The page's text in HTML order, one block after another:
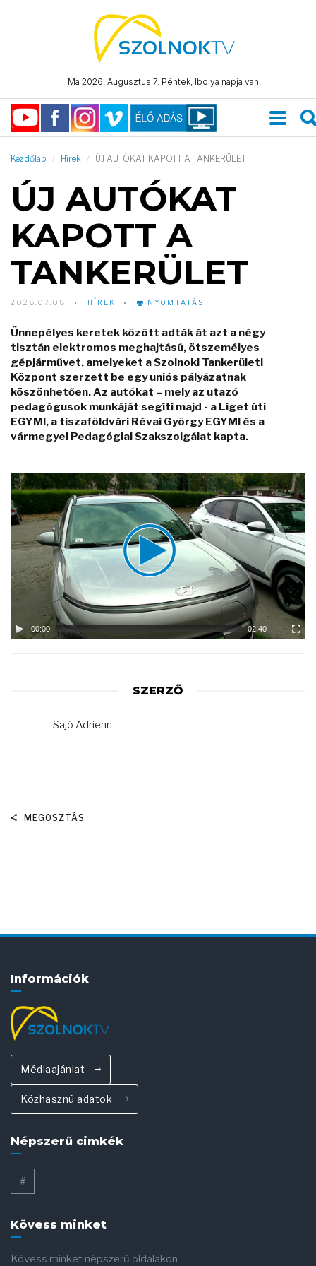
Ma 2026. Augusztus 7. Péntek, Ibolya napja van.
Kezdőlap Hírek ÚJ AUTÓKAT KAPOTT A TANKERÜLET
ÚJ AUTÓKAT
KAPOTT A
TANKERÜLET
2026.07.08 HÍREK NYOMTATÁS
Ünnepélyes keretek között adták át azt a négy
tisztán elektromos meghajtású, ötszemélyes
gépjárművet, amelyeket a Szolnoki Tankerületi
Központ szerzett be egy uniós pályázatnak
köszönhetően. Az autókat – mely az utazó
pedagógusok munkáját segíti majd - a Liget úti
EGYMI, a tiszaföldvári Révai György EGYMI és a
vármegyei Pedagógiai Szakszolgálat kapta.
Video
Player
00:00 02:40
SZERZŐ
Sajó Adrienn
MEGOSZTÁS
Információk
Médiaajánlat
Közhasznú adatok
Népszerű cimkék
#
Kövess minket
Kövess minket népszerű oldalakon